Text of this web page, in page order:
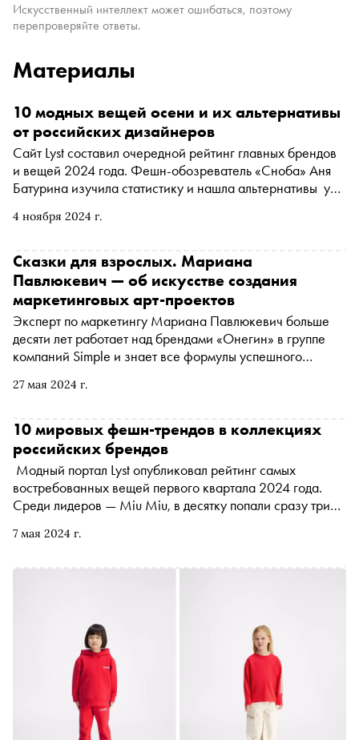
Искусственный интеллект может ошибаться, поэтому
перепроверяйте ответы.
Материалы
4 ноября 2024 г.
10 модных вещей осени и их альтернативы
от российских дизайнеров
Сайт Lyst составил очередной рейтинг главных брендов
и вещей 2024 года. Фешн-обозреватель «Сноба» Аня
Батурина изучила статистику и нашла альтернативы у
27 мая 2024 г.
Сказки для взрослых. Мариана
Павлюкевич — об искусстве создания
маркетинговых арт-проектов
Эксперт по маркетингу Мариана Павлюкевич больше
десяти лет работает над брендами «Онегин» в группе
компаний Simple и знает все формулы успешного
Марианой о том, зачем брендам культурный код,
7 мая 2024 г.
10 мировых фешн-трендов в коллекциях
российских брендов
Модный портал Lyst опубликовал рейтинг самых
востребованных вещей первого квартала 2024 года.
Среди лидеров — Miu Miu, в десятку попали сразу три
Батурина изучила строчки рейтинга и нашла похожую